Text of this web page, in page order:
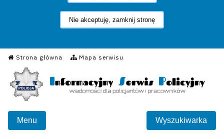
Nie akceptuję, zamknij stronę
Strona główna Mapa serwisu
Informacyjny Serwis
Menu Wyszukiwarka